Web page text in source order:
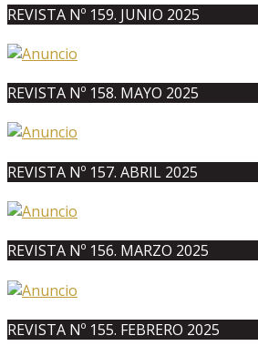
REVISTA Nº 159. JUNIO 2025
REVISTA Nº 158. MAYO 2025
REVISTA Nº 157. ABRIL 2025
REVISTA Nº 156. MARZO 2025
REVISTA Nº 155. FEBRERO 2025